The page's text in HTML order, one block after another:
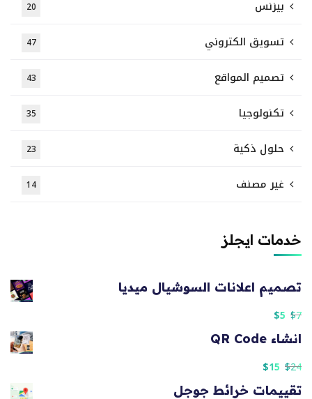
بيزنس 20
تسويق الكتروني 47
تصميم المواقع 43
تكنولوجيا 35
حلول ذكية 23
غير مصنف 14
خدمات ايجلز
تصميم اعلانات السوشيال ميديا
$7
$5
انشاء QR Code
$24
$15
تقييمات خرائط جوجل